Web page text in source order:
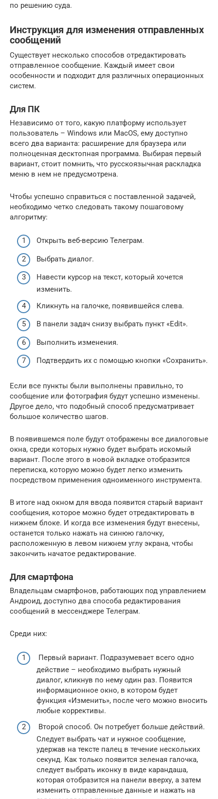
по решению суда.
Инструкция для изменения отправленных
сообщений
Существует несколько способов отредактировать
отправленное сообщение. Каждый имеет свои
особенности и подходит для различных операционных
систем.
Для ПК
Независимо от того, какую платформу использует
пользователь – Windows или MacOS, ему доступно
всего два варианта: расширение для браузера или
полноценная десктопная программа. Выбирая первый
вариант, стоит помнить, что русскоязычная раскладка
меню в нем не предусмотрена.
Чтобы успешно справиться с поставленной задачей,
необходимо четко следовать такому пошаговому
алгоритму:
Открыть веб-версию Телеграм.
Выбрать диалог.
Навести курсор на текст, который хочется
изменить.
Кликнуть на галочке, появившейся слева.
В панели задач снизу выбрать пункт «Edit».
Выполнить изменения.
Подтвердить их с помощью кнопки «Сохранить».
Если все пункты были выполнены правильно, то
сообщение или фотография будут успешно изменены.
Другое дело, что подобный способ предусматривает
большое количество шагов.
В появившемся поле будут отображены все диалоговые
окна, среди которых нужно будет выбрать искомый
вариант. После этого в новой вкладке отобразится
переписка, которую можно будет легко изменить
посредством применения одноименного инструмента.
В итоге над окном для ввода появится старый вариант
сообщения, которое можно будет отредактировать в
нижнем блоке. И когда все изменения будут внесены,
останется только нажать на синюю галочку,
расположенную в левом нижнем углу экрана, чтобы
закончить начатое редактирование.
Для смартфона
Владельцам смартфонов, работающих под управлением
Андроид, доступно два способа редактирования
сообщений в мессенджере Телеграм.
Среди них:
Первый вариант. Подразумевает всего одно
действие – необходимо выбрать нужный
диалог, кликнув по нему один раз. Появится
информационное окно, в котором будет
функция «Изменить», после чего можно вносить
любые коррективы.
Второй способ. Он потребует больше действий.
Следует выбрать чат и нужное сообщение,
удержав на тексте палец в течение нескольких
секунд. Как только появится зеленая галочка,
следует выбрать иконку в виде карандаша,
которая отобразится на панели вверху, а затем
изменить отправленные данные и нажать на